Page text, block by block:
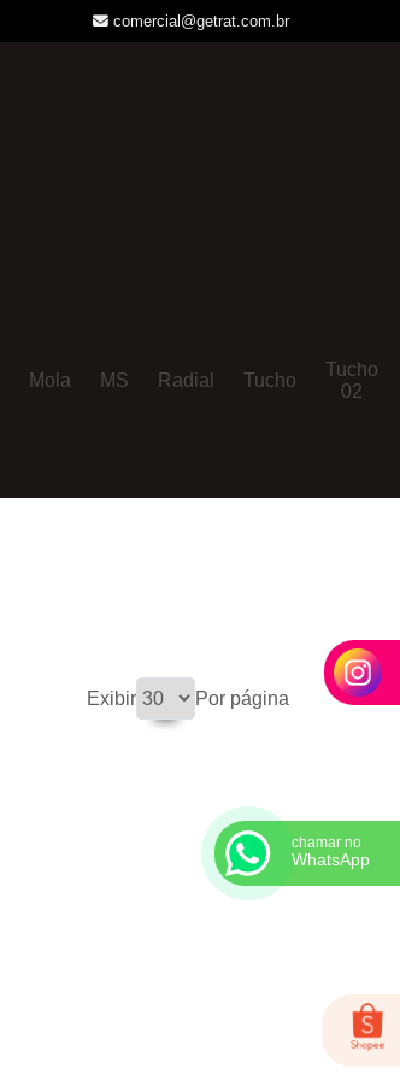
comercial@getrat.com.br
Mola MS Radial Tucho
Tucho
02
Exibir Por página
chamar no
WhatsApp